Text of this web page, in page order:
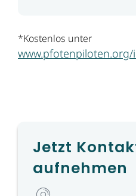
*Kostenlos unter
www.pfotenpiloten.org/
Jetzt
aufnehmen